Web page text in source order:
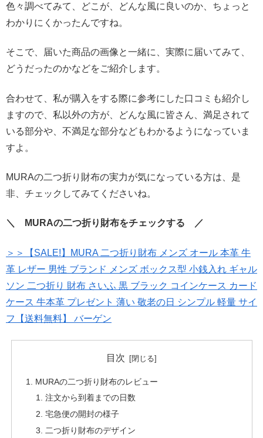
色々調べてみて、どこが、どんな風に良いのか、ちょっと
わかりにくかったんですね。
そこで、届いた商品の画像と一緒に、実際に届いてみて、
どうだったのかなどをご紹介します。
合わせて、私が購入をする際に参考にした口コミも紹介し
ますので、私以外の方が、どんな風に皆さん、満足されて
いる部分や、不満足な部分などもわかるようになっていま
すよ。
MURAの二つ折り財布の実力が気になっている方は、是
非、チェックしてみてくださいね。
＼ MURAの二つ折り財布をチェックする ／
＞＞【SALE!】MURA 二つ折り財布 メンズ オール 本革 牛
革 レザー 男性 ブランド メンズ ボックス型 小銭入れ ギャル
ソン 二つ折り 財布 さいふ 黒 ブラック コインケース カード
ケース 牛本革 プレゼント 薄い 敬老の日 シンプル 軽量 サイ
フ【送料無料】 バーゲン
目次
MURAの二つ折り財布のレビュー
注文から到着までの日数
宅急便の開封の様子
二つ折り財布のデザイン